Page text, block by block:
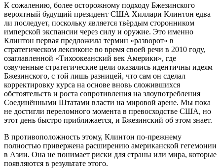
К сожалению, более осторожному подходу Бжезинского
вероятный будущий президент США Хиллари Клинтон едва
ли последует, поскольку является твёрдым сторонником
имперской экспансии через силу и оружие. Это именно
Клинтон первая предложила термин «разворот» в
стратегическом лексиконе во время своей речи в 2010 году,
озаглавленной «Тихоокеанский век Америки», где
озвученные стратегические цели оказались идентичны идеям
Бжезинского, с той лишь разницей, что сам он сделал
корректировку курса на основе вновь сложившихся
обстоятельств и роста сопротивления на злоупотребления
Соединёнными Штатами власти на мировой арене. Мы пока
не достигли переломного момента в превосходстве США, но
этот день быстро приближается, и Бжезинский об этом знает.
В противоположность этому, Клинтон по-прежнему
полностью привержена расширению американской гегемонии
в Азии. Она не понимает риски для страны или мира, которые
появляются в результате этого.